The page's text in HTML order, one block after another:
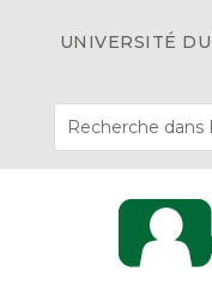
UNIVERSITÉ